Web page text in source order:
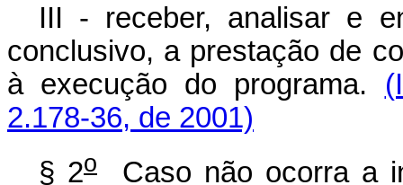
III - receber, analisar e
conclusivo, a prestação de
à execução do programa.
2.178-36, de 2001)
§ 2o
Caso não ocorra a